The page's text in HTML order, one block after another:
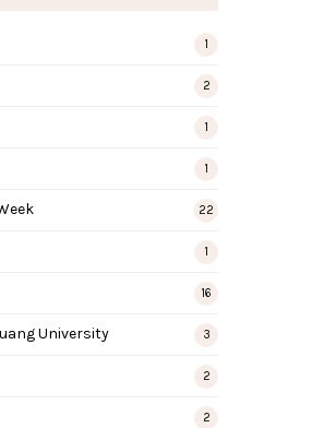
1
2
1
1
22
1
16
University 3
2
2